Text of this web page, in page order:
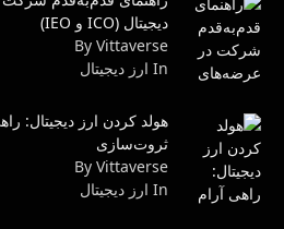
دیجیتال (ICO و IEO)
By Vittaverse
In ارز دیجیتال
هولد کردن ارز دیجیتال:
ثروت‌سازی
By Vittaverse
In ارز دیجیتال